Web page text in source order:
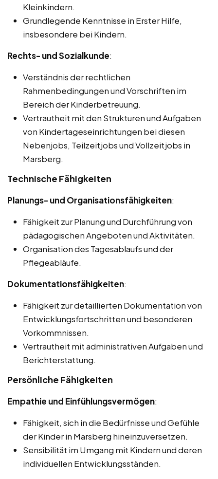
Kleinkindern.
Grundlegende Kenntnisse in Erster Hilfe,
insbesondere bei Kindern.
Rechts- und Sozialkunde:
Verständnis der rechtlichen
Rahmenbedingungen und Vorschriften im
Bereich der Kinderbetreuung.
Vertrautheit mit den Strukturen und Aufgaben
von Kindertageseinrichtungen bei diesen
Nebenjobs, Teilzeitjobs und Vollzeitjobs in
Marsberg.
Technische Fähigkeiten
Planungs- und Organisationsfähigkeiten:
Fähigkeit zur Planung und Durchführung von
pädagogischen Angeboten und Aktivitäten.
Organisation des Tagesablaufs und der
Pflegeabläufe.
Dokumentationsfähigkeiten:
Fähigkeit zur detaillierten Dokumentation von
Entwicklungsfortschritten und besonderen
Vorkommnissen.
Vertrautheit mit administrativen Aufgaben und
Berichterstattung.
Persönliche Fähigkeiten
Empathie und Einfühlungsvermögen:
Fähigkeit, sich in die Bedürfnisse und Gefühle
der Kinder in Marsberg hineinzuversetzen.
Sensibilität im Umgang mit Kindern und deren
individuellen Entwicklungsständen.